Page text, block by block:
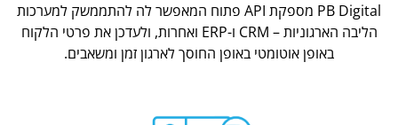
PB Digital מספקת API פתוח המאפשר לה להתממשק למערכות
הליבה הארגוניות – CRM ו-ERP ואחרות, ולעדכן את פרטי הלקוח
באופן אוטומטי באופן החוסך לארגון זמן ומשאבים.